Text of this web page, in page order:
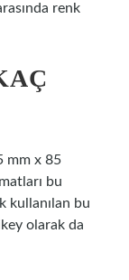
renk
mm x 85
bu
kullanılan bu
olarak da